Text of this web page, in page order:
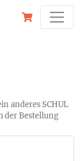
anderes SCHUL
der Bestellung